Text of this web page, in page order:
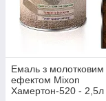
Емаль з молотковим
ефектом Mixon
Хамертон-520 - 2,5л